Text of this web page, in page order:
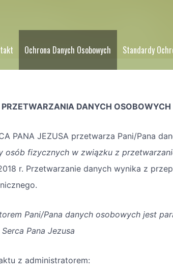
Ochrona Danych Osobowych Standardy
DANYCH OSOBOWYCH
PANA JEZUSA przetwarza Pani/Pana
osób fizycznych w związku z
r. Przetwarzanie danych wynika z
Pani/Pana danych osobowych jest
Pana Jezusa
z administratorem: